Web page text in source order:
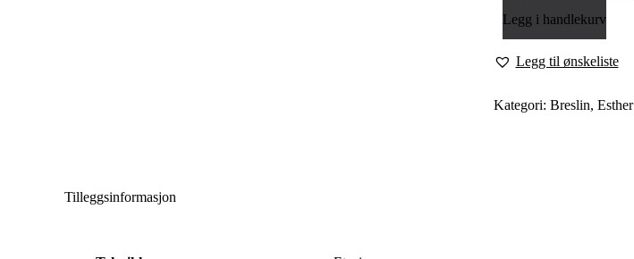
Legg i handlekurv
Legg til ønskeliste
Kategori: Breslin, Esther
Tilleggsinformasjon